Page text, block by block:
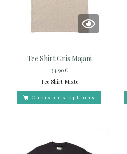
Tee Shirt Gris Majani
34,90€
Tee Shirt Mixte
Choix des options